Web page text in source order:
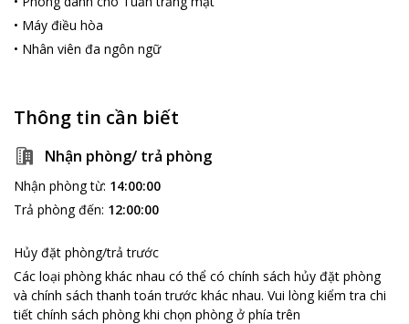
loading...
• Máy điều hòa
• Nhân viên đa ngôn ngữ
Thông tin cần biết
Nhận phòng/ trả phòng
Nhận phòng từ: 14:00:00
Trả phòng đến: 12:00:00
Hủy đặt phòng/trả trước
Các loại phòng khác nhau có thể có chính sách hủy đặt phòng
và chính sách thanh toán trước khác nhau. Vui lòng kiểm tra chi
tiết chính sách phòng khi chọn phòng ở phía trên